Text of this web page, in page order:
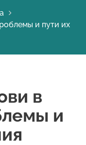
и пути их
в
и